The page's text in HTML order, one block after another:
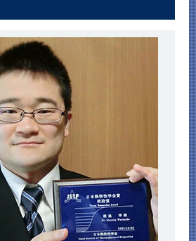
サイト構成
CLOSE